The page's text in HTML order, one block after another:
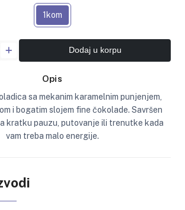
1kom
Dodaj u korpu
Opis
sa mekanim karamelnim punjenjem,
i bogatim slojem fine čokolade. Savršen
kratku pauzu, putovanje ili trenutke kada
vam treba malo energije.